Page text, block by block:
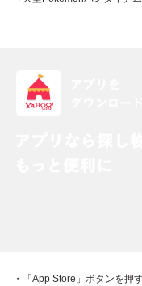
・「App Store」ボタンを押